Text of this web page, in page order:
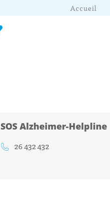
Accueil
SOS Alzheimer-Helpline
26 432 432